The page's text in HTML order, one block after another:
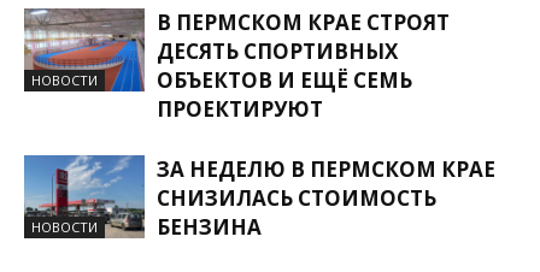
НОВОСТИ
В ПЕРМСКОМ КРАЕ СТРОЯТ
ДЕСЯТЬ СПОРТИВНЫХ
ОБЪЕКТОВ И ЕЩЁ СЕМЬ
ПРОЕКТИРУЮТ
НОВОСТИ
ЗА НЕДЕЛЮ В ПЕРМСКОМ КРАЕ
СНИЗИЛАСЬ СТОИМОСТЬ
БЕНЗИНА